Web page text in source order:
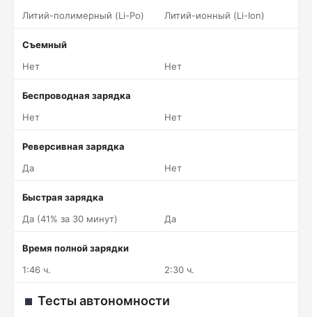
Литий-полимерный (Li-Po)
Литий-ионный (Li-Ion)
Съемный
Нет
Нет
Беспроводная зарядка
Нет
Нет
Реверсивная зарядка
Да
Нет
Быстрая зарядка
Да (41% за 30 минут)
Да
Время полной зарядки
1:46 ч.
2:30 ч.
Тесты автономности